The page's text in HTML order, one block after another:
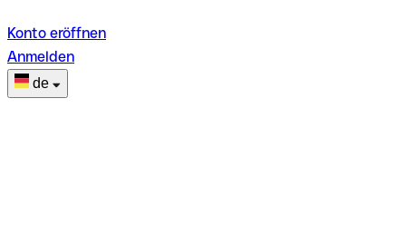
Konto eröffnen
Anmelden
de